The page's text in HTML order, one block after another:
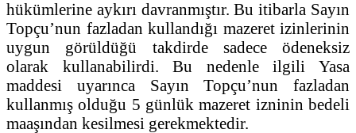
hükümlerine aykırı davranmıştır. Bu itibarla Sayın
Topçu’nun fazladan kullandığı mazeret izinlerinin
uygun görüldüğü takdirde sadece ödeneksiz
olarak kullanabilirdi. Bu nedenle ilgili Yasa
maddesi uyarınca Sayın Topçu’nun fazladan
kullanmış olduğu 5 günlük mazeret izninin bedeli
maaşından kesilmesi gerekmektedir.